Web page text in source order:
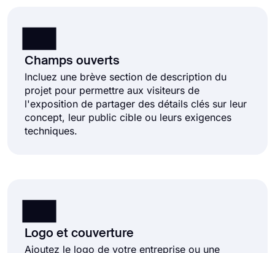
Champs ouverts
Incluez une brève section de description du
projet pour permettre aux visiteurs de
l'exposition de partager des détails clés sur leur
concept, leur public cible ou leurs exigences
techniques.
Logo et couverture
Ajoutez le logo de votre entreprise ou une